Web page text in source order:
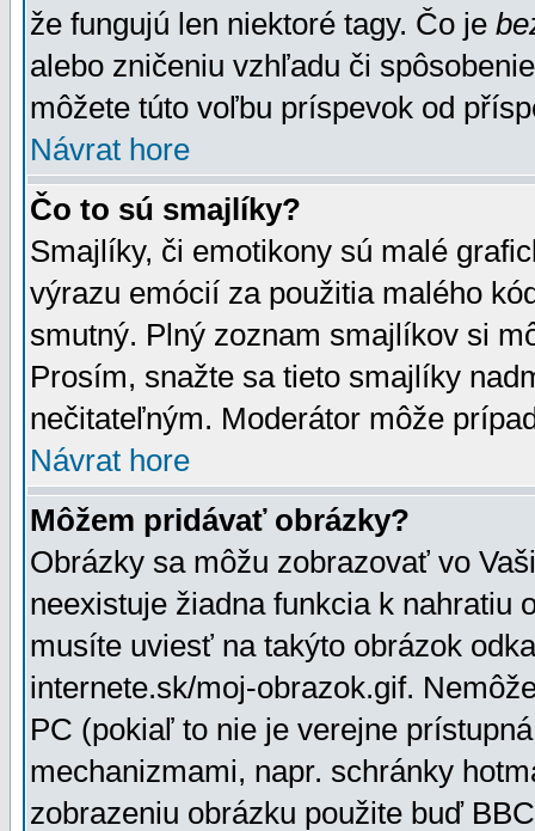
že fungujú len niektoré tagy. Čo je
alebo zničeniu vzhľadu či
môžete túto voľbu príspevok od
Návrat hore
Čo to sú smajlíky?
Smajlíky, či emotikony sú malé
výrazu emócií za použitia malého
smutný. Plný zoznam smajlíkov si
Prosím, snažte sa tieto smajlíky
nečitateľným. Moderátor môže
Návrat hore
Môžem pridávať obrázky?
Obrázky sa môžu zobrazovať vo
neexistuje žiadna funkcia k nahratiu
musíte uviesť na takýto obrázok
internete.sk/moj-obrazok.gif.
PC (pokiaľ to nie je verejne
mechanizmami, napr. schránky
zobrazeniu obrázku použite buď